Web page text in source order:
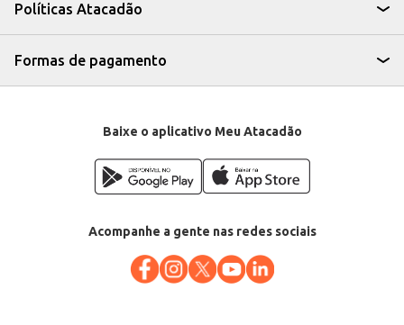
Políticas Atacadão
Formas de pagamento
Baixe o aplicativo Meu Atacadão
Acompanhe a gente nas redes sociais